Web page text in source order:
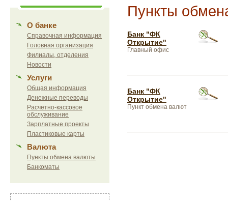
О банке
Справочная информация
Головная организация
Филиалы, отделения
Новости
Услуги
Общая информация
Денежные переводы
Расчетно-кассовое
обслуживание
Зарплатные проекты
Пластиковые карты
Валюта
Пункты обмена валюты
Банкоматы
Пункты
Банк "ФК
Открытие"
Главный офис
Банк "ФК
Открытие"
Пункт обмена валют